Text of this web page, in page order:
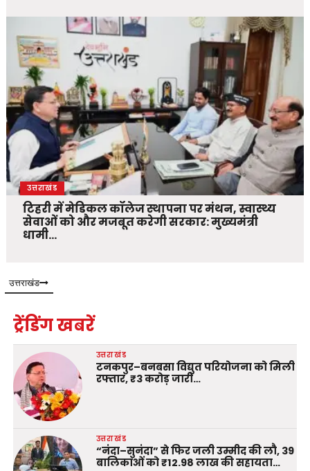
उत्तराखंड
टिहरी में मेडिकल कॉलेज स्थापना पर मंथन, स्वास्थ्य
सेवाओं को और मजबूत करेगी सरकार: मुख्यमंत्री
धामी…
उत्तराखंड
ट्रेंडिंग खबरें
उत्तराखंड
टनकपुर–बनबसा विद्युत परियोजना को मिली
रफ्तार, ₹3 करोड़ जारी…
उत्तराखंड
“नंदा–सुनंदा” से फिर जली उम्मीद की लौ, 39
बालिकाओं को ₹12.98 लाख की सहायता…